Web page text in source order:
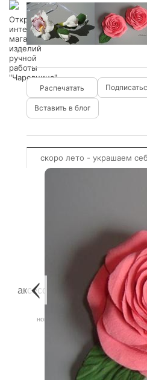
Открытие
интернет
магазина
изделий
ручной
работы
"Чаровница"
шляпка
аксессуары
аксессуары для волос
цветы для прически
свадебная шляпка
новинки осени
вечерние сумки
Вставить в блог
скоро лето - украшаем